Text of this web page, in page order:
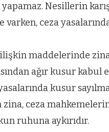
Nesillerin
ceza
maddelerinde
ağır kusur
kusur
ceza
ruhuna aykırıdır.
VIDEO GALERI
alev